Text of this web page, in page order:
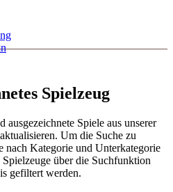
Spielzeug
ausgezeichnete Spiele aus unserer
Um die Suche zu
nach Kategorie und Unterkategorie
über die Suchfunktion
gefiltert werden.